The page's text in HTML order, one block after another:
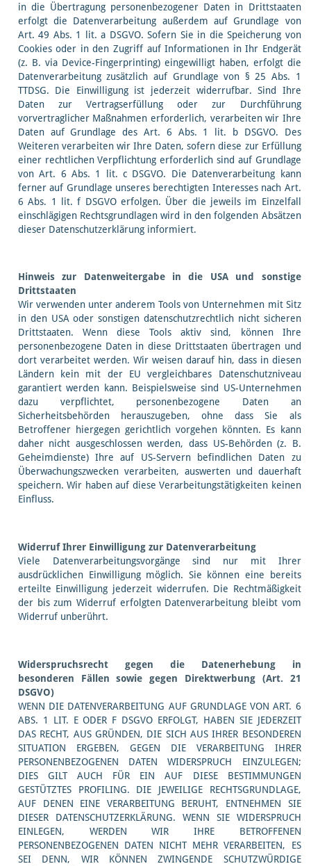
in die Übertragung personenbezogener Daten in Drittstaaten
erfolgt die Datenverarbeitung außerdem auf Grundlage von
Art. 49 Abs. 1 lit. a DSGVO. Sofern Sie in die Speicherung von
Cookies oder in den Zugriff auf Informationen in Ihr Endgerät
(z. B. via Device-Fingerprinting) eingewilligt haben, erfolgt die
Datenverarbeitung zusätzlich auf Grundlage von § 25 Abs. 1
TTDSG. Die Einwilligung ist jederzeit widerrufbar. Sind Ihre
Daten zur Vertragserfüllung oder zur Durchführung
vorvertraglicher Maßnahmen erforderlich, verarbeiten wir Ihre
Daten auf Grundlage des Art. 6 Abs. 1 lit. b DSGVO. Des
Weiteren verarbeiten wir Ihre Daten, sofern diese zur Erfüllung
einer rechtlichen Verpflichtung erforderlich sind auf Grundlage
von Art. 6 Abs. 1 lit. c DSGVO. Die Datenverarbeitung kann
ferner auf Grundlage unseres berechtigten Interesses nach Art.
6 Abs. 1 lit. f DSGVO erfolgen. Über die jeweils im Einzelfall
einschlägigen Rechtsgrundlagen wird in den folgenden Absätzen
dieser Datenschutzerklärung informiert.
Hinweis zur Datenweitergabe in die USA und sonstige
Drittstaaten
Wir verwenden unter anderem Tools von Unternehmen mit Sitz
in den USA oder sonstigen datenschutzrechtlich nicht sicheren
Drittstaaten. Wenn diese Tools aktiv sind, können Ihre
personenbezogene Daten in diese Drittstaaten übertragen und
dort verarbeitet werden. Wir weisen darauf hin, dass in diesen
Ländern kein mit der EU vergleichbares Datenschutzniveau
garantiert werden kann. Beispielsweise sind US-Unternehmen
dazu verpflichtet, personenbezogene Daten an
Sicherheitsbehörden herauszugeben, ohne dass Sie als
Betroffener hiergegen gerichtlich vorgehen könnten. Es kann
daher nicht ausgeschlossen werden, dass US-Behörden (z. B.
Geheimdienste) Ihre auf US-Servern befindlichen Daten zu
Überwachungszwecken verarbeiten, auswerten und dauerhaft
speichern. Wir haben auf diese Verarbeitungstätigkeiten keinen
Einfluss.
Widerruf Ihrer Einwilligung zur Datenverarbeitung
Viele Datenverarbeitungsvorgänge sind nur mit Ihrer
ausdrücklichen Einwilligung möglich. Sie können eine bereits
erteilte Einwilligung jederzeit widerrufen. Die Rechtmäßigkeit
der bis zum Widerruf erfolgten Datenverarbeitung bleibt vom
Widerruf unberührt.
Widerspruchsrecht gegen die Datenerhebung in
besonderen Fällen sowie gegen Direktwerbung (Art. 21
DSGVO)
WENN DIE DATENVERARBEITUNG AUF GRUNDLAGE VON ART. 6
ABS. 1 LIT. E ODER F DSGVO ERFOLGT, HABEN SIE JEDERZEIT
DAS RECHT, AUS GRÜNDEN, DIE SICH AUS IHRER BESONDEREN
SITUATION ERGEBEN, GEGEN DIE VERARBEITUNG IHRER
PERSONENBEZOGENEN DATEN WIDERSPRUCH EINZULEGEN;
DIES GILT AUCH FÜR EIN AUF DIESE BESTIMMUNGEN
GESTÜTZTES PROFILING. DIE JEWEILIGE RECHTSGRUNDLAGE,
AUF DENEN EINE VERARBEITUNG BERUHT, ENTNEHMEN SIE
DIESER DATENSCHUTZERKLÄRUNG. WENN SIE WIDERSPRUCH
EINLEGEN, WERDEN WIR IHRE BETROFFENEN
PERSONENBEZOGENEN DATEN NICHT MEHR VERARBEITEN, ES
SEI DENN, WIR KÖNNEN ZWINGENDE SCHUTZWÜRDIGE